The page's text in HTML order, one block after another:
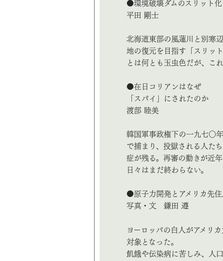
●環境破壊ダムのスリット
平田 剛士
北海道東部の風蓮川と別寒
地の復元を目指す「スリッ
とは何とも玉虫色だが、こ
●在日コリアンはなぜ
「スパイ」にされたのか
渡部 睦美
韓国軍事政権下の一九七〇
で捕まり、投獄される人た
症が残る。再審の動きが近
日々はまだ終わらない。
●原子力開発とアメリカ先
写真・文 鎌田 遵
ヨーロッパの白人がアメリ
対象となった。
飢餓や伝染病に苦しみ、人